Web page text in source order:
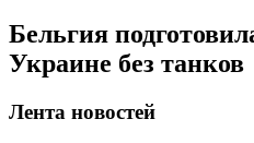
Бельгия
Украине без танков
Лента новостей